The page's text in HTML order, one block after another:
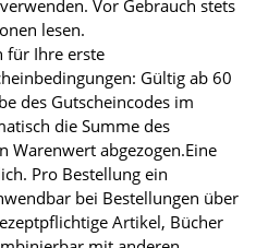
Vor Gebrauch stets
lesen.
für Ihre erste
Gültig ab 60
des Gutscheincodes im
die Summe des
Warenwert abgezogen.Eine
Pro Bestellung ein
bei Bestellungen über
Artikel, Bücher